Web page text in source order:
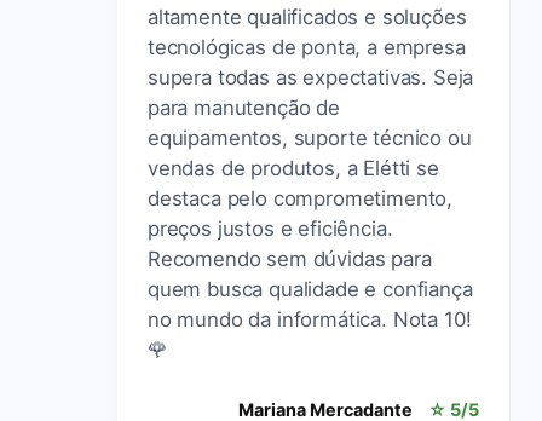
altamente qualificados e soluções
tecnológicas de ponta, a empresa
supera todas as expectativas. Seja
para manutenção de
equipamentos, suporte técnico ou
vendas de produtos, a Elétti se
destaca pelo comprometimento,
preços justos e eficiência.
Recomendo sem dúvidas para
quem busca qualidade e confiança
no mundo da informática. Nota 10!
🌹
Mariana Mercadante ☆ 5/5